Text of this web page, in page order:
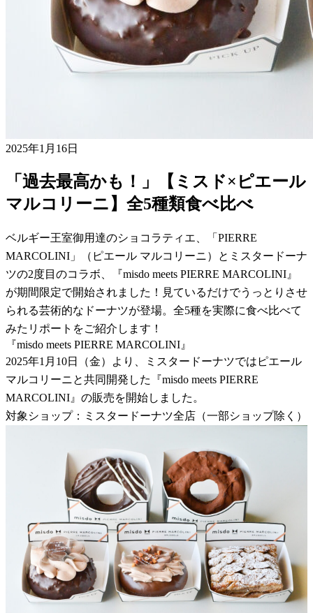
2025年1月16日
「過去最高かも！」【ミスド×ピエール
マルコリーニ】全5種類食べ比べ
ベルギー王室御用達のショコラティエ、「PIERRE
MARCOLINI」（ピエール マルコリーニ）とミスタードーナ
ツの2度目のコラボ、『misdo meets PIERRE MARCOLINI』
が期間限定で開始されました！見ているだけでうっとりさせ
られる芸術的なドーナツが登場。全5種を実際に食べ比べて
みたリポートをご紹介します！
『misdo meets PIERRE MARCOLINI』
2025年1月10日（金）より、ミスタードーナツではピエール
マルコリーニと共同開発した『misdo meets PIERRE
MARCOLINI』の販売を開始しました。
対象ショップ：ミスタードーナツ全店（一部ショップ除く）